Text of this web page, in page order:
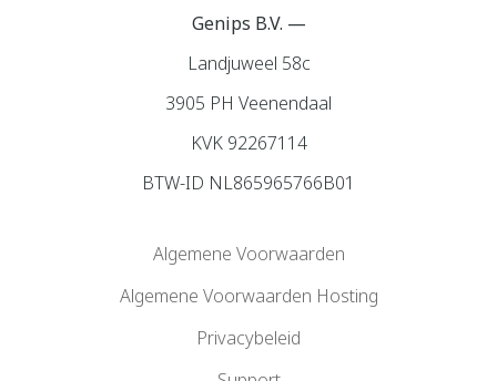
Genips B.V. —
Landjuweel 58c
3905 PH Veenendaal
KVK 92267114
BTW-ID NL865965766B01
Algemene Voorwaarden
Algemene Voorwaarden Hosting
Privacybeleid